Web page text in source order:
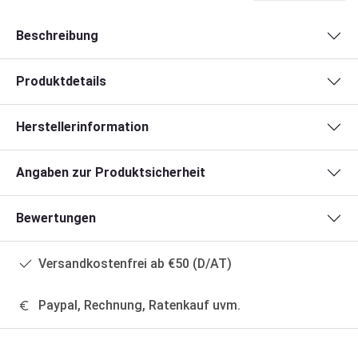
Beschreibung
Produktdetails
Herstellerinformation
Angaben zur Produktsicherheit
Bewertungen
Versandkostenfrei ab €50 (D/AT)
Paypal, Rechnung, Ratenkauf uvm.